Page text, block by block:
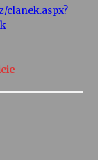
clanek.aspx?